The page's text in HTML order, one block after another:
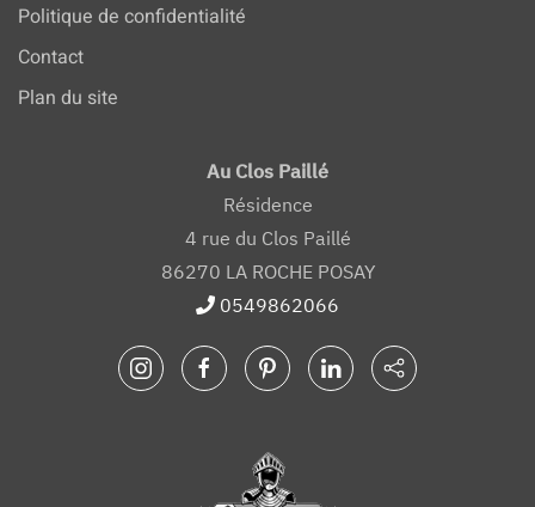
Politique de confidentialité
Contact
Plan du site
Au Clos Paillé
Résidence
4 rue du Clos Paillé
86270 LA ROCHE POSAY
0549862066